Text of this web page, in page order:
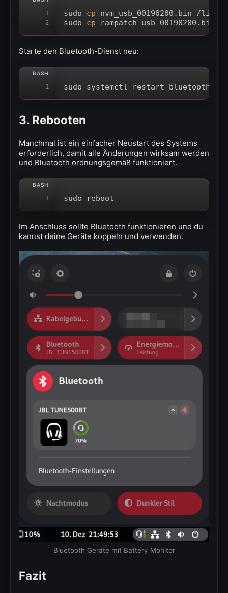
1
2
sudo cp nvm_usb_00190200.bin /lib/
sudo cp
Starte den Bluetooth-Dienst neu:
1 sudo systemctl restart bluetooth
3. Rebooten
Manchmal ist ein einfacher Neustart des Systems
erforderlich, damit alle Änderungen wirksam werden
und Bluetooth ordnungsgemäß funktioniert.
1 sudo reboot
Im Anschluss sollte Bluetooth funktionieren und du
kannst deine Geräte koppeln und verwenden.
Bluetooth Geräte mit Battery Monitor
Fazit